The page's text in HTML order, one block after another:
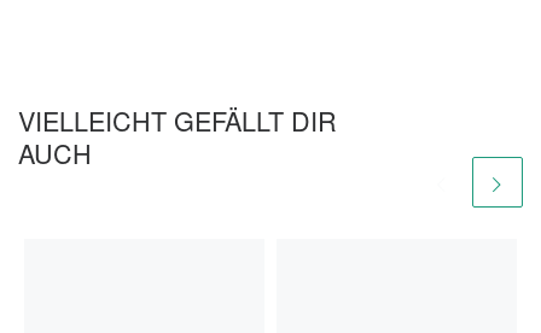
VIELLEICHT GEFÄLLT DIR
AUCH